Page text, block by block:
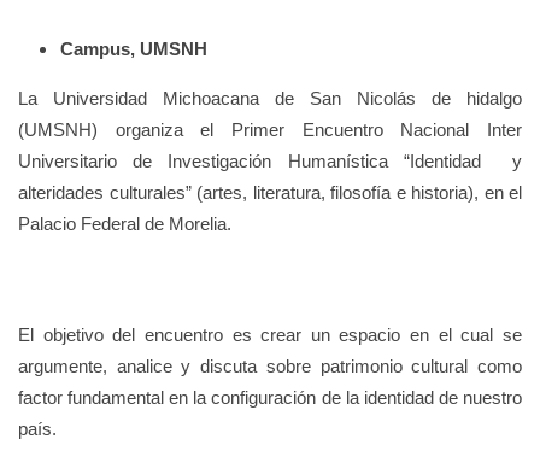
Campus, UMSNH
La Universidad Michoacana de San Nicolás de hidalgo
(UMSNH) organiza el Primer Encuentro Nacional Inter
Universitario de Investigación Humanística “Identidad y
alteridades culturales” (artes, literatura, filosofía e historia), en el
Palacio Federal de Morelia.
El objetivo del encuentro es crear un espacio en el cual se
argumente, analice y discuta sobre patrimonio cultural como
factor fundamental en la configuración de la identidad de nuestro
país.